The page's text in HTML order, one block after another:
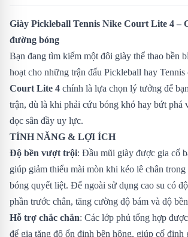
Giày Pickleball Tennis Nike Court Lite 4 –
đường bóng
Bạn đang tìm kiếm một đôi giày thể thao bền
hoạt cho những trận đấu Pickleball hay Tennis
Court Lite 4 chính là lựa chọn lý tưởng để
trận, dù là khi phải cứu bóng khó hay bứt phá
dọc sân đầy uy lực.
TÍNH NĂNG & LỢI ÍCH
Độ bền vượt trội: Đầu mũi giày được gia cố
giúp giảm thiểu mài mòn khi kéo lê chân
bóng quyết liệt. Đế ngoài sử dụng cao su có
phần trước chân, tăng cường độ bám và độ
Hỗ trợ chắc chắn: Các lớp phủ tổng hợp
để gia tăng độ ổn định bên hông, giúp cố định